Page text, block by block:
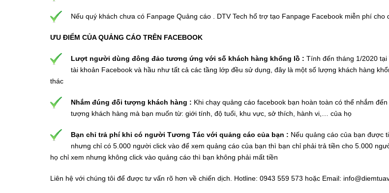
Nếu quý khách chưa có Fanpage Quảng cáo . DTV Tech hổ trợ tạo Fanpage Facebook miễn phí cho
ƯU ĐIỂM CỦA QUẢNG CÁO TRÊN FACEBOOK
Lượt người dùng đông đảo tương ứng với số khách hàng khổng lồ : Tính đến tháng 1/2020
tài khoản Facebook và hầu như tất cả các tầng lớp đều sử dụng, đây là một số lượng khách hàng
thác
Nhắm đúng đối tượng khách hàng : Khi chạy quảng cáo facebook bạn hoàn toàn có thể nhắm
tượng khách hàng mà bạn muốn từ: giới tính, độ tuổi, khu vực, sở thích, hành vi,… của họ
Bạn chỉ trả phí khi có người Tương Tác với quảng cáo của bạn : Nếu quảng cáo của bạn được
nhưng chỉ có 5.000 người click vào để xem quảng cáo của bạn thì bạn chỉ phải trả tiền cho 5.000
họ chỉ xem nhưng không click vào quảng cáo thì bạn không phải mất tiền
Liên hệ với chúng tôi để được tư vấn rõ hơn về chiến dịch. Hotline: 0943 559 573 hoặc Email: